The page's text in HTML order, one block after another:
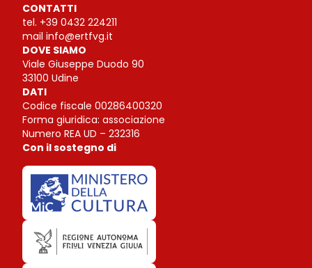
CONTATTI
tel. +39 0432 224211
mail info@ertfvg.it
DOVE SIAMO
Viale Giuseppe Duodo 90
33100 Udine
DATI
Codice fiscale 00286400320
Forma giuridica: associazione
Numero REA UD – 232316
Con il sostegno di